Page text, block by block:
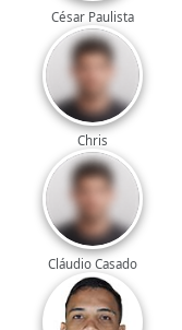
César Paulista
Chris
Cláudio Casado